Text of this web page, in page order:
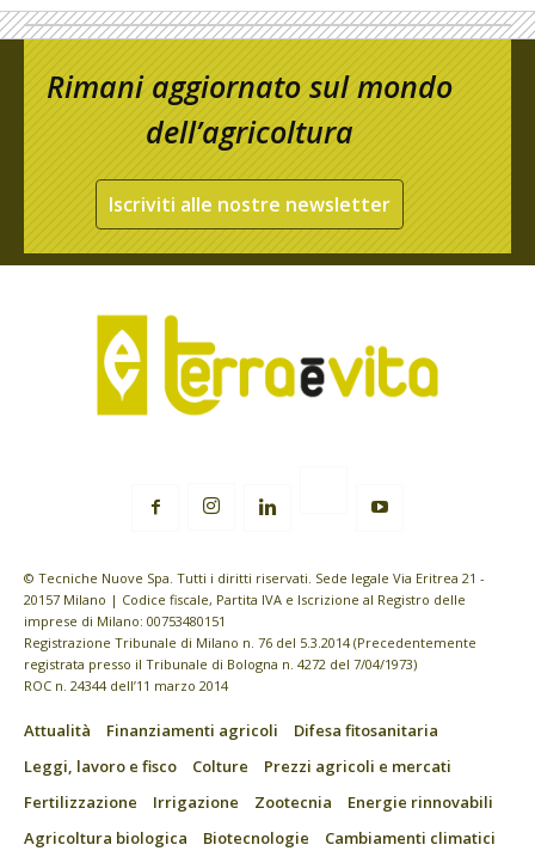
Rimani aggiornato sul mondo
dell’agricoltura
Iscriviti alle nostre newsletter
© Tecniche Nuove Spa. Tutti i diritti riservati. Sede legale Via Eritrea 21 -
20157 Milano | Codice fiscale, Partita IVA e Iscrizione al Registro delle
imprese di Milano: 00753480151
Registrazione Tribunale di Milano n. 76 del 5.3.2014 (Precedentemente
registrata presso il Tribunale di Bologna n. 4272 del 7/04/1973)
ROC n. 24344 dell’11 marzo 2014
Attualità Finanziamenti agricoli
Difesa fitosanitaria
Leggi, lavoro e fisco
Colture
Prezzi agricoli e mercati
Fertilizzazione
Irrigazione Zootecnia
Energie rinnovabili
Agricoltura biologica
Biotecnologie
Cambiamenti climatici